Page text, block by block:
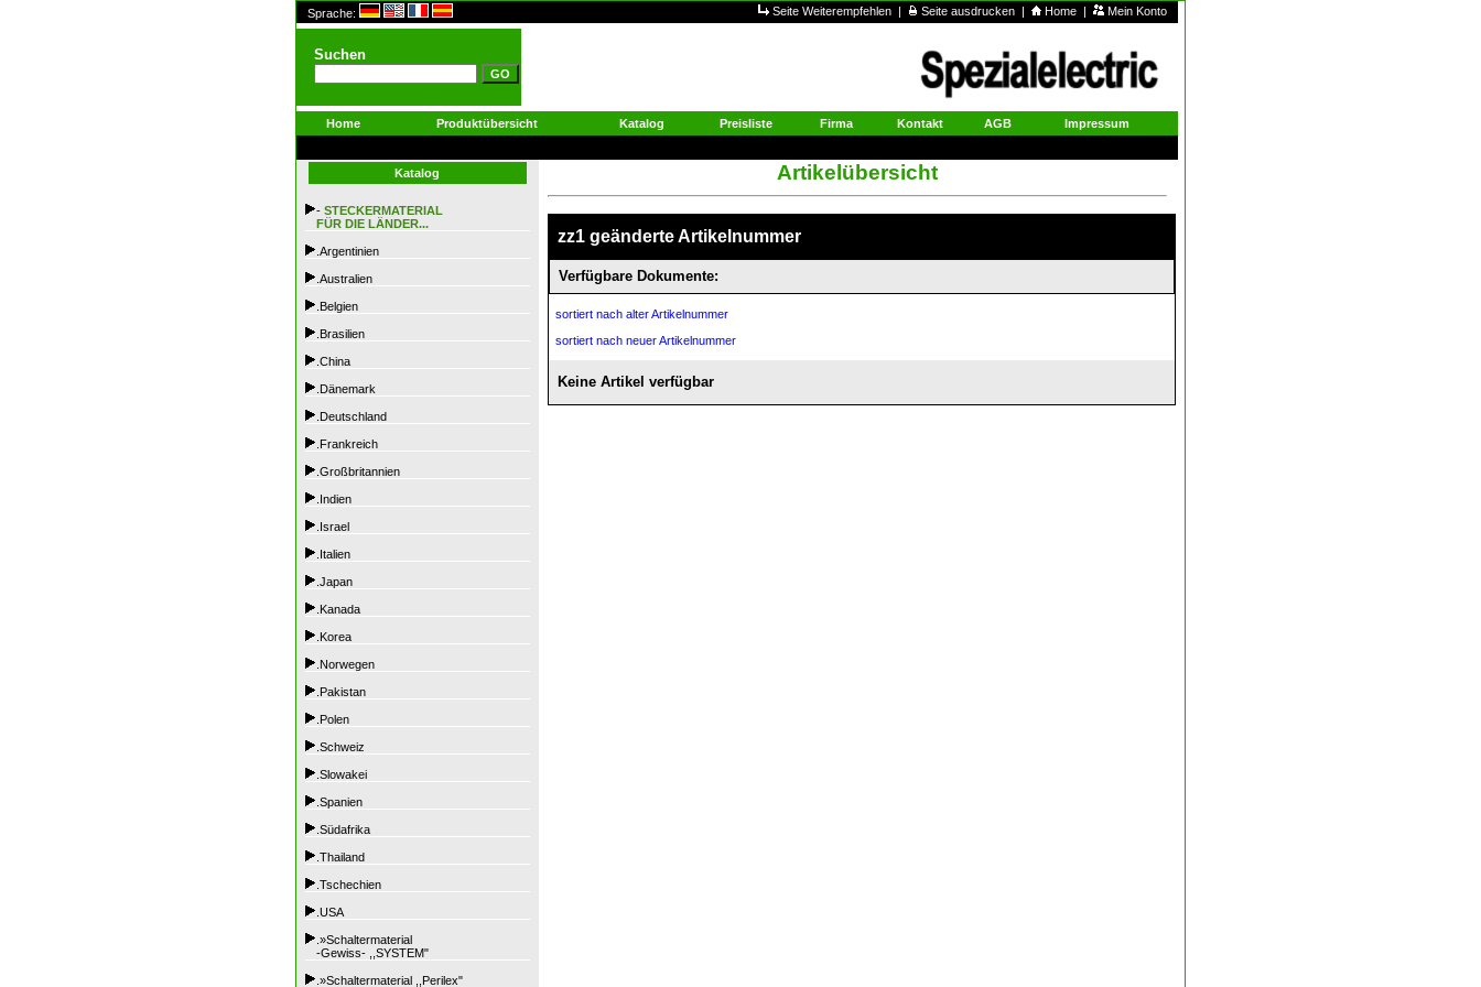
Sprache: Seite Weiterempfehlen | Seite ausdrucken | Home | Mein Konto
Suchen
Home Produktübersicht Katalog Preisliste Firma Kontakt AGB Impressum
Katalog
- STECKERMATERIAL
FÜR DIE LÄNDER...
.Argentinien
.Australien
.Belgien
.Brasilien
.China
.Dänemark
.Deutschland
.Frankreich
.Großbritannien
.Indien
.Israel
.Italien
.Japan
.Kanada
.Korea
.Norwegen
.Pakistan
.Polen
.Schweiz
.Slowakei
.Spanien
.Südafrika
.Thailand
.Tschechien
.USA
.»Schaltermaterial
-Gewiss- ,,SYSTEM"
.»Schaltermaterial ,,Perilex"
Artikelübersicht
zz1 geänderte Artikelnummer
Verfügbare Dokumente:
sortiert nach alter Artikelnummer
sortiert nach neuer Artikelnummer
Keine Artikel verfügbar